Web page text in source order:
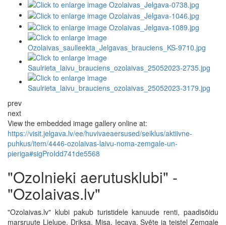
prev
next
View the embedded image gallery online at:
https://visit.jelgava.lv/ee/huvivaeaersused/seiklus/aktiivne-
puhkus/item/4446-ozolaivas-laivu-noma-zemgale-un-
pieriga#sigProIdd741de5568
"Ozolnieki aerutusklubi" -
"Ozolaivas.lv"
"Ozolaivas.lv" klubi pakub turistidele kanuude renti, paadisõidu
marsruute Lielupe, Driksa, Misa, Iecava, Svēte ja teistel Zemgale